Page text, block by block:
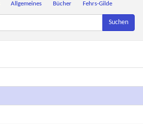
Allgemeines Bücher Fehrs-Gilde
Suchen